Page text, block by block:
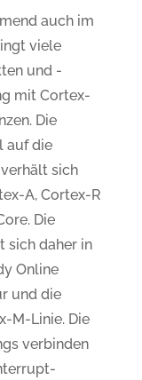
auch im
viele
und -
mit Cortex-
Die
auf die
sich
A, Cortex-R
Die
sich daher in
Online
und die
M-Linie. Die
verbinden